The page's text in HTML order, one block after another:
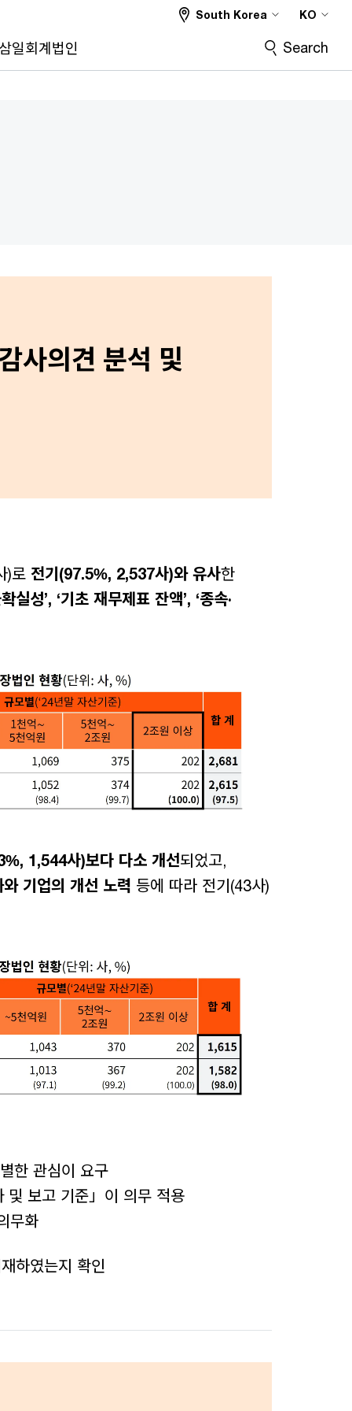
삼일회계법인
South Korea KO
Search
사의견 분석 및
)로 전기(97.5%, 2,537사)와 유사한
실성’, ‘기초 재무제표 잔액’, ‘종속·
1,544사)보다 다소 개선되었고,
기업의 개선 노력 등에 따라 전기(43사)
한 관심이 요구
및 보고 기준」이 의무 적용
무화
하였는지 확인